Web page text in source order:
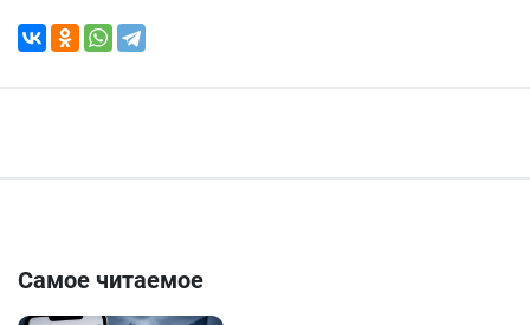
Самое читаемое